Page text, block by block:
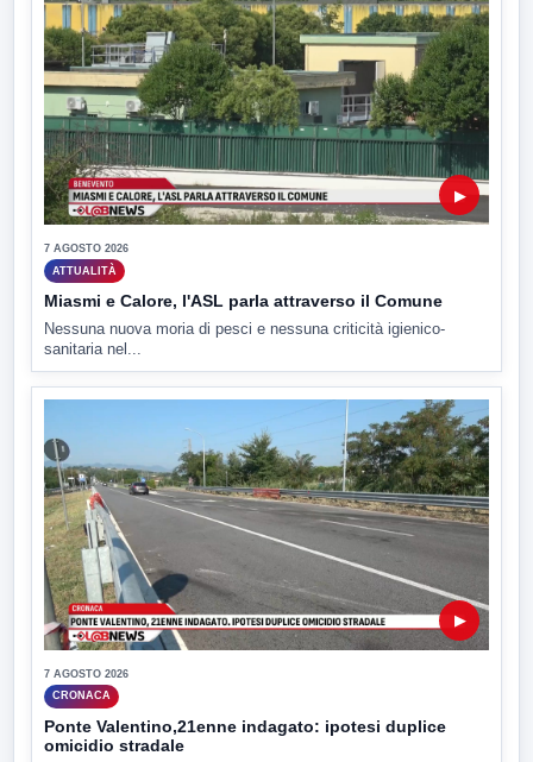
▶
7 AGOSTO 2026
ATTUALITÀ
Miasmi e Calore, l'ASL parla attraverso il Comune
Nessuna nuova moria di pesci e nessuna criticità igienico-
sanitaria nel...
▶
7 AGOSTO 2026
CRONACA
Ponte Valentino,21enne indagato: ipotesi duplice
omicidio stradale